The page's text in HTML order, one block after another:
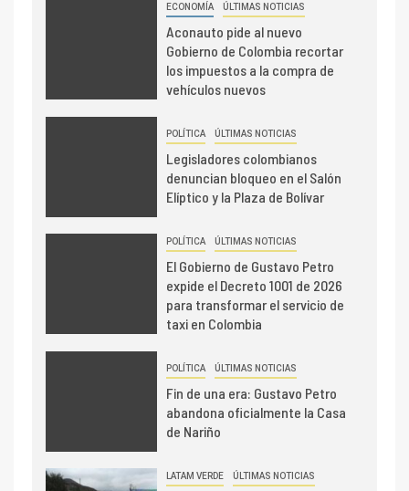
ECONOMÍA ÚLTIMAS NOTICIAS
Aconauto pide al nuevo
Gobierno de Colombia recortar
los impuestos a la compra de
vehículos nuevos
POLÍTICA ÚLTIMAS NOTICIAS
Legisladores colombianos
denuncian bloqueo en el Salón
Elíptico y la Plaza de Bolívar
POLÍTICA ÚLTIMAS NOTICIAS
El Gobierno de Gustavo Petro
expide el Decreto 1001 de 2026
para transformar el servicio de
taxi en Colombia
POLÍTICA ÚLTIMAS NOTICIAS
Fin de una era: Gustavo Petro
abandona oficialmente la Casa
de Nariño
LATAM VERDE ÚLTIMAS NOTICIAS